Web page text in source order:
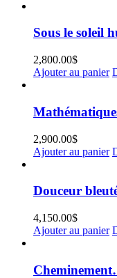
Sous le soleil
2,800.00$
Ajouter au panier
2,900.00$
Ajouter au panier
Douceur
4,150.00$
Ajouter au panier